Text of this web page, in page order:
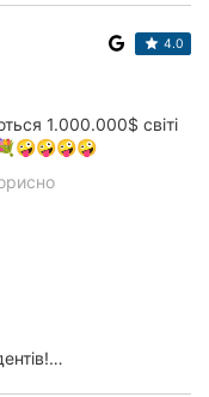
4.0
1.000.000$ світі